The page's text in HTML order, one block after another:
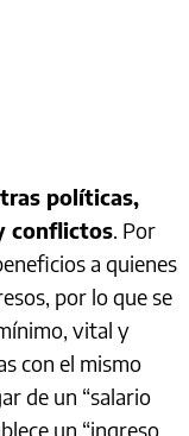
políticas,
conflictos. Por
a quienes
por lo que se
vital y
con el mismo
de un “salario
un “ingreso